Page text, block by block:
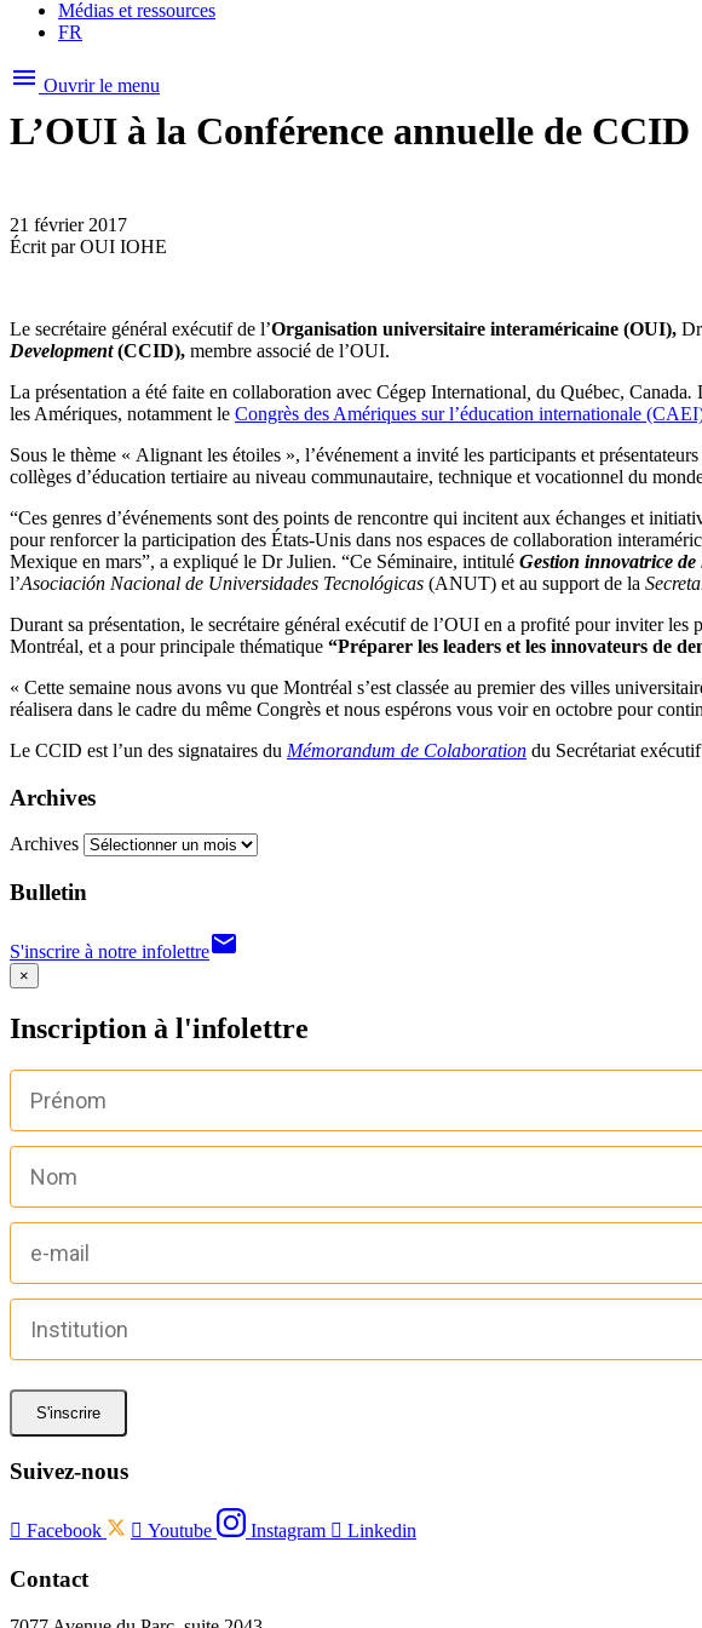
Médias et ressources
FR
menu Ouvrir le menu
L’OUI à la Conférence annuelle de CCID
21 février 2017
Écrit parOUI IOHE
Le secrétaire général exécutif de l’Organisation universitaire interaméricaine (OUI),
Development(CCID), membre associé de l’OUI.
La présentation a été faite en collaboration avec Cégep International du Québec, Canada.
les Amériques, notamment le Congrès des Amériques sur l’éducation internationale
Sous le thème « Alignant les étoiles », l’événement a invité les participants et
collèges d’éducation tertiaire au niveau communautaire, technique et vocationnel du
“Ces genres d’événements sont des points de rencontre qui incitent aux échanges et
pour renforcer la participation des États-Unis dans nos espaces de collaboration
Mexique en mars”, a expliqué le Dr Julien. “Ce Séminaire, intitulé Gestion innovatrice de
l’Asociación Nacional de Universidades Tecnológicas (ANUT) et au support de la
Durant sa présentation, le secrétaire général exécutif de l’OUI en a profité pour inviter
Montréal, et a pour principale thématique “Préparer les leaders et les innovateurs de
« Cette semaine nous avons vu que Montréal s’est classée au premier des villes
réalisera dans le cadre du même Congrès et nous espérons vous voir en octobre pour
Le CCID est l’un des signataires du Mémorandum de Colaboration du Secrétariat
Archives
Archives
Bulletin
S'inscrire à notre infolettreemail
×
Inscription à l'infolettre
S'inscrire
Suivez-nous
 Facebook  Youtube Instagram  Linkedin
Contact